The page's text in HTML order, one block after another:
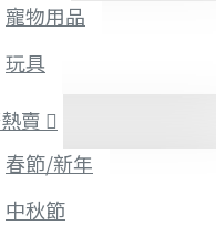
寵物用品
玩具
賣
春節/新年
中秋節